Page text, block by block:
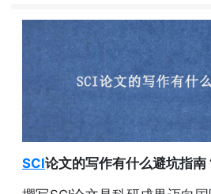
SCI论文的写作有什么避坑指南